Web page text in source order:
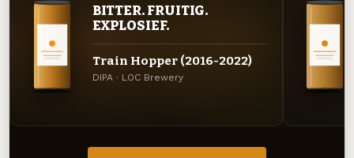
BITTER. FRUITIG.
EXPLOSIEF.
Train Hopper (2016-2022)
DIPA · LOC Brewery